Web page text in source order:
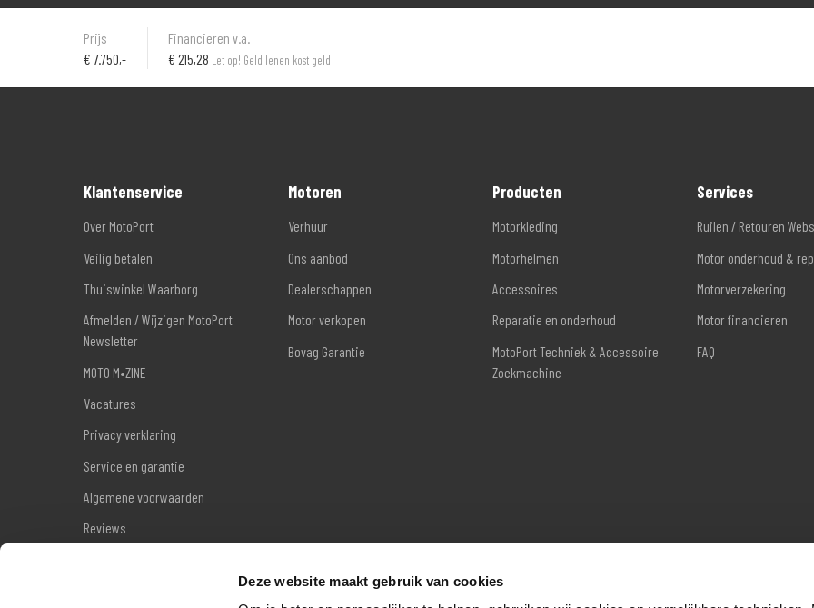
Deze website maakt gebruik van cookies
Prijs
€ 7.750,-
Financieren v.a.
€ 215,28 Let op! Geld lenen kost geld
Klantenservice
Over MotoPort
Veilig betalen
Thuiswinkel Waarborg
Afmelden / Wijzigen MotoPort
Newsletter
MOTO M•ZINE
Vacatures
Privacy verklaring
Service en garantie
Algemene voorwaarden
Reviews
Motoren
Verhuur
Ons aanbod
Dealerschappen
Motor verkopen
Bovag Garantie
Producten
Motorkleding
Motorhelmen
Accessoires
Reparatie en onderhoud
MotoPort Techniek & Accessoire
Zoekmachine
Services
Ruilen / Retouren
Motor onderhoud &
Motorverzekering
Motor financieren
FAQ